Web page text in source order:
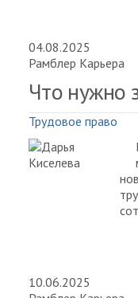
04.08.2025
Рамблер Карьера
Что нужно
Трудовое право
10.06.2025